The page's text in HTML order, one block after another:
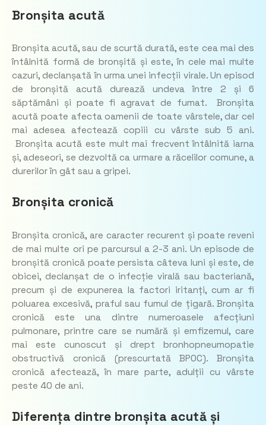
Bronșita acută
Bronșita acută, sau de scurtă durată, este cea mai des
întâlnită formă de bronșită și este, în cele mai multe
cazuri, declanșată în urma unei infecții virale. Un episod
de bronșită acută durează undeva între 2 și 6
săptămâni și poate fi agravat de fumat. Bronșita
acută poate afecta oamenii de toate vârstele, dar cel
mai adesea afectează copiii cu vârste sub 5 ani.
Bronșita acută este mult mai frecvent întâlnită iarna
și, adeseori, se dezvoltă ca urmare a răcelilor comune, a
durerilor în gât sau a gripei.
Bronșita cronică
Bronșita cronică, are caracter recurent și poate reveni
de mai multe ori pe parcursul a 2-3 ani. Un episode de
bronșită cronică poate persista câteva luni și este, de
obicei, declanșat de o infecție virală sau bacteriană,
precum și de expunerea la factori iritanți, cum ar fi
poluarea excesivă, praful sau fumul de țigară. Bronșita
cronică este una dintre numeroasele afecțiuni
pulmonare, printre care se numără și emfizemul, care
mai este cunoscut și drept bronhopneumopatie
obstructivă cronică (prescurtată BPOC). Bronșita
cronică afectează, în mare parte, adulții cu vârste
peste 40 de ani.
Diferența dintre bronșita acută și